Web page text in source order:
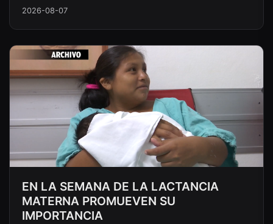
2026-08-07
EN LA SEMANA DE LA LACTANCIA
MATERNA PROMUEVEN SU
IMPORTANCIA